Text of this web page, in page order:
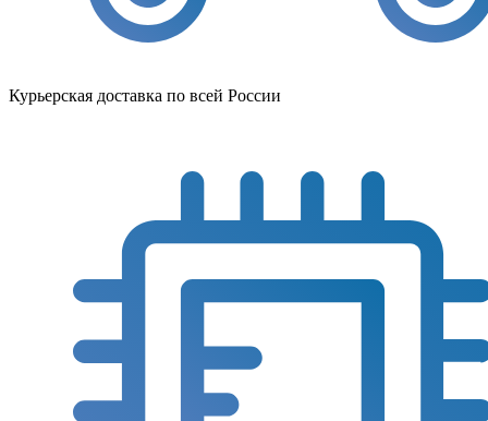
Курьерская доставка по всей России